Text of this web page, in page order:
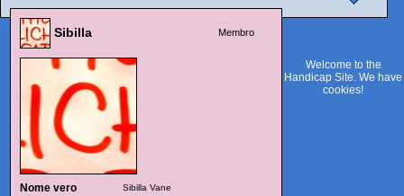
Sibilla Membro
Nome vero Sibilla Vane
Welcome to the
Handicap Site. We have
cookies!